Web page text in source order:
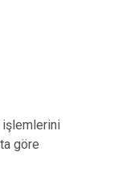
işlemlerini
göre